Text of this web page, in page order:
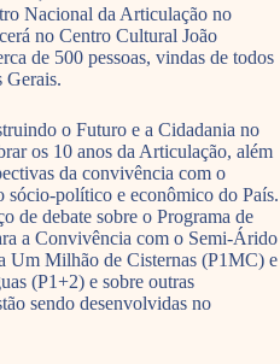
Nacional da Articulação no
no Centro Cultural João
de 500 pessoas, vindas de todos
Gerais.
o Futuro e a Cidadania no
os 10 anos da Articulação, além
da convivência com o
sócio-político e econômico do País.
de debate sobre o Programa de
a Convivência com o Semi-Árido
Um Milhão de Cisternas (P1MC) e
(P1+2) e sobre outras
sendo desenvolvidas no